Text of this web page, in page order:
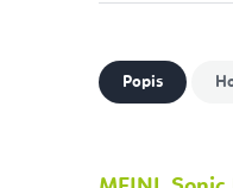
Popis